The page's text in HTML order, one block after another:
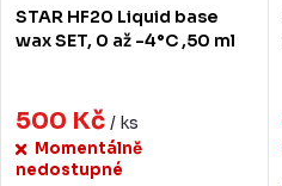
STAR HF20 Liquid base
wax SET, 0 až -4°C ,50 ml
500 Kč / ks
Momentálně
nedostupné